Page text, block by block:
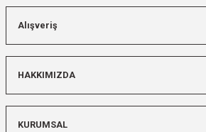
Alışveriş
HAKKIMIZDA
KURUMSAL